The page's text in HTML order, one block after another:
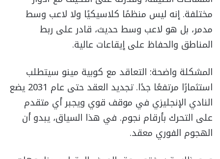
مختلفة. إنه ليس منظمًا كلاسيكيًا ولا لاعب وسط
مدمر، بل هو لاعب وسط حديث، قادر على ربط
المناطق والحفاظ على إيقاعات عالية.
المشكلة واضحة: التعاقد مع كوبية مينو سيتطلب
استثمارًا مرتفعًا جدًا. تجديد العقد حتى عام 2031 يضع
النادي الإنجليزي في موقف قوي ويجبر أي متقدم
على التحرك بأرقام نجوم. في هذا السياق، يبدو أن
الهجوم الفوري معقد.